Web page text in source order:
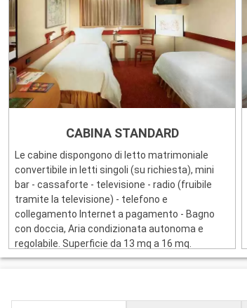
CABINA STANDARD
Le cabine dispongono di letto matrimoniale
convertibile in letti singoli (su richiesta), mini
bar - cassaforte - televisione - radio (fruibile
tramite la televisione) - telefono e
collegamento Internet a pagamento - Bagno
con doccia, Aria condizionata autonoma e
regolabile. Superficie da 13 mq a 16 mq.